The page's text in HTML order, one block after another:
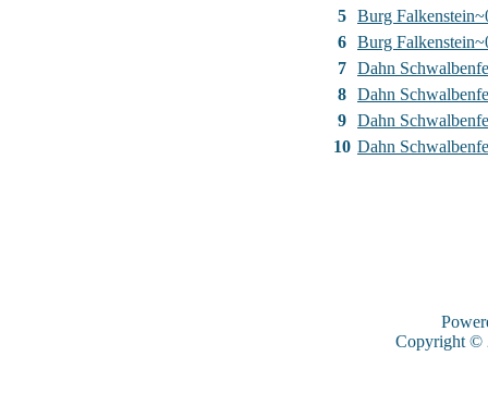
5 Burg
6 Burg
7 Dahn
8 Dahn
9 Dahn
10 Dahn
Copyright ©